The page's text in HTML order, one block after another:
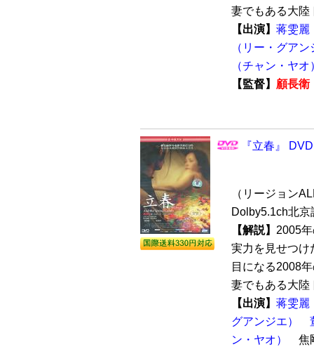
妻でもある大陸
【出演】 蒋雯麗
（リー・グア
（チャン・ヤオ
【監督】 顧長衛
『立春』
（リージョン
Dolby5.1ch北
【解説】 2005
実力を見せつけ
目になる2008
妻でもある大陸
【出演】 蒋雯麗
グアンジエ）
ン・ヤオ）
焦